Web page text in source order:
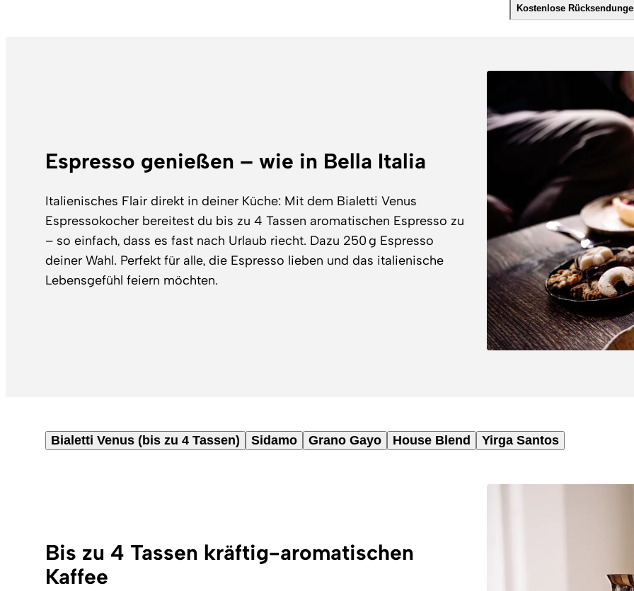
Kostenlose
Espresso genießen – wie in Bella Italia
Italienisches Flair direkt in deiner Küche: Mit dem Bialetti Venus
Espressokocher bereitest du bis zu 4 Tassen aromatischen Espresso zu
– so einfach, dass es fast nach Urlaub riecht. Dazu 250 g Espresso
deiner Wahl. Perfekt für alle, die Espresso lieben und das italienische
Lebensgefühl feiern möchten.
Bialetti Venus (bis zu 4 Tassen) Sidamo Grano Gayo House Blend Yirga Santos
Bis zu 4 Tassen kräftig-aromatischen
Kaffee